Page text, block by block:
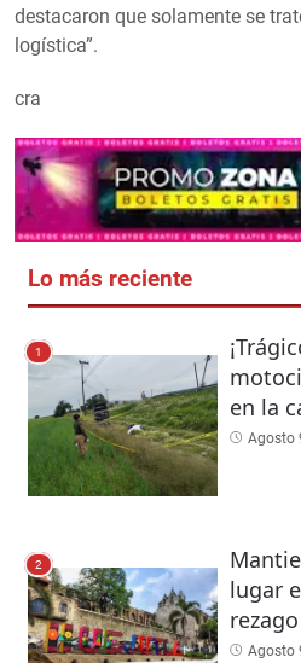
destacaron que solamente se
logística”.
cra
Lo más reciente
1
en la
Agosto
2
lugar
Agosto